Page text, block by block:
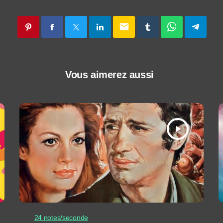
email
Vous aimerez aussi
play_arrow
24 notes/seconde